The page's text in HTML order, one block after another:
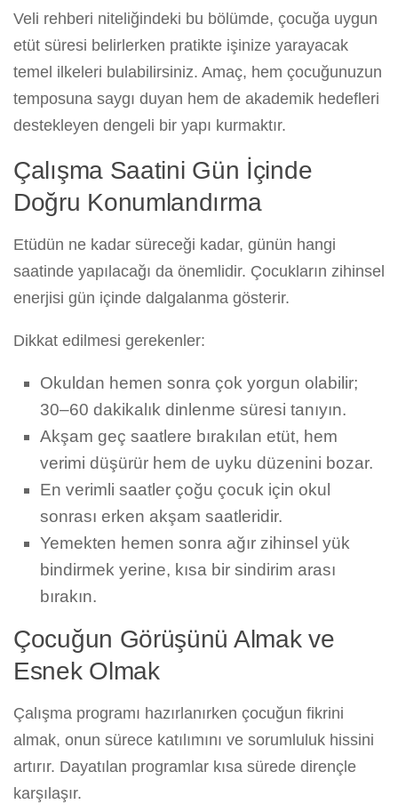
Veli rehberi niteliğindeki bu bölümde, çocuğa uygun
etüt süresi belirlerken pratikte işinize yarayacak
temel ilkeleri bulabilirsiniz. Amaç, hem çocuğunuzun
temposuna saygı duyan hem de akademik hedefleri
destekleyen dengeli bir yapı kurmaktır.
Çalışma Saatini Gün İçinde
Doğru Konumlandırma
Etüdün ne kadar süreceği kadar, günün hangi
saatinde yapılacağı da önemlidir. Çocukların zihinsel
enerjisi gün içinde dalgalanma gösterir.
Dikkat edilmesi gerekenler:
Okuldan hemen sonra çok yorgun olabilir;
30–60 dakikalık dinlenme süresi tanıyın.
Akşam geç saatlere bırakılan etüt, hem
verimi düşürür hem de uyku düzenini bozar.
En verimli saatler çoğu çocuk için okul
sonrası erken akşam saatleridir.
Yemekten hemen sonra ağır zihinsel yük
bindirmek yerine, kısa bir sindirim arası
bırakın.
Çocuğun Görüşünü Almak ve
Esnek Olmak
Çalışma programı hazırlanırken çocuğun fikrini
almak, onun sürece katılımını ve sorumluluk hissini
artırır. Dayatılan programlar kısa sürede dirençle
karşılaşır.